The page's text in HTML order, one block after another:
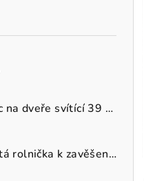
Vánoční věnec na dveře svítící 39 cm
Dekorační zlatá rolnička k zavěšení 10 cm